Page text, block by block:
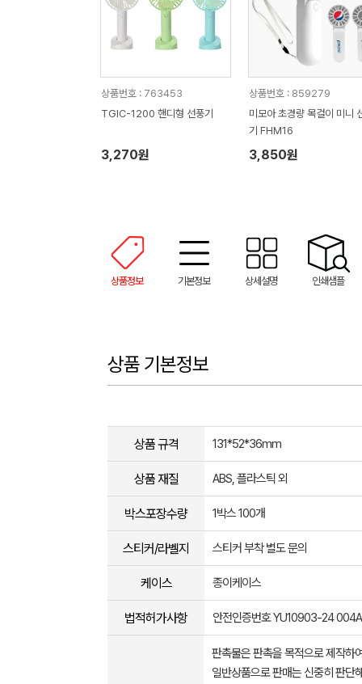
상품번호 : 763453
TGIC-1200 핸디형 선풍기
3,270원
상품번호 : 859279
미모아 초경량 목걸이 미니
기 FHM16
3,850원
상품정보 기본정보 상세설명 인쇄샘플
상품 기본정보
상품 규격 131*52*36mm
상품 재질 ABS, 플라스틱 외
박스포장수량 1박스 100개
스티커/라벨지 스티커 부착 별도 문의
케이스 종이케이스
법적허가사항 안전인증번호 YU10903-24 004A
판촉물은 판촉을 목적으로 제작하
일반상품으로 판매는 신중히 판단